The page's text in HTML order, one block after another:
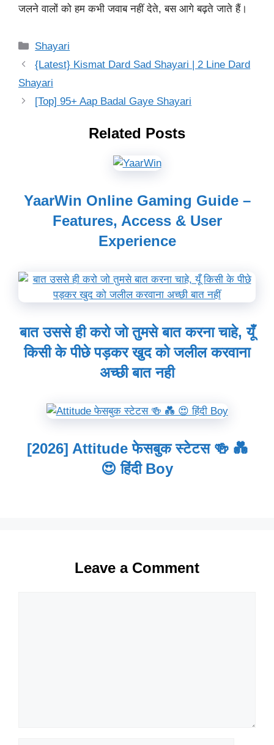
जलने वालों को हम कभी जवाब नहीं देते, बस आगे बढ़ते जाते हैं।
Categories
Shayari
{Latest} Kismat Dard Sad Shayari | 2 Line Dard
Shayari
[Top] 95+ Aap Badal Gaye Shayari
Related Posts
YaarWin Online Gaming Guide –
Features, Access & User
Experience
बात उससे ही करो जो तुमसे बात करना चाहे, यूँ
किसी के पीछे पड़कर खुद को जलील करवाना
अच्छी बात नही
[2026] Attitude फेसबुक स्टेटस 🍻 💑
😍 हिंदी Boy
Leave a Comment